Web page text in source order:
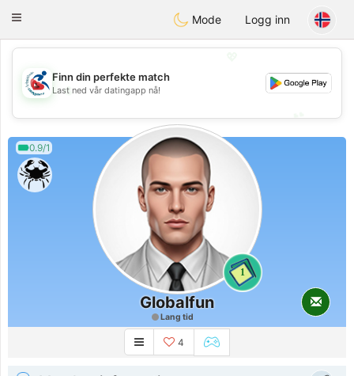
Handi Space
Toggle
Mode Logg inn
💖
💕
Finn din perfekte match
Last ned vår datingapp nå!
0.9/1
1
Globalfun
Lang tid
4